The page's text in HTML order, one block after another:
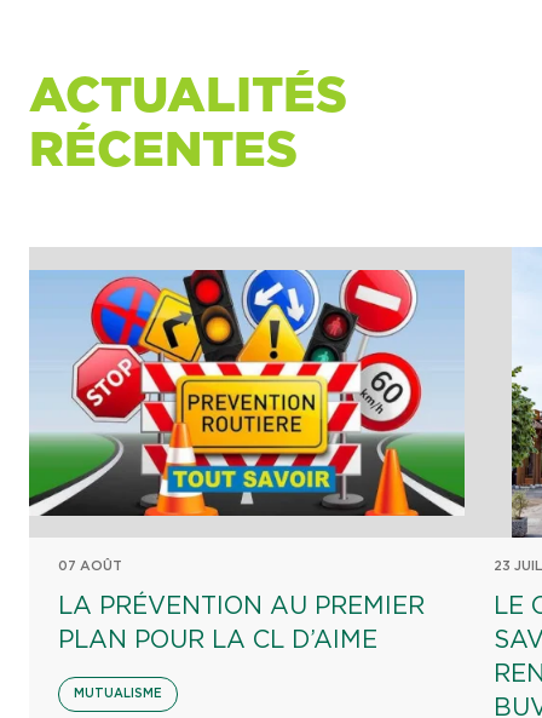
ACTUALITÉS
RÉCENTES
07 AOÛT
LA PRÉVENTION AU PREMIER
PLAN POUR LA CL D’AIME
MUTUALISME
23
LE